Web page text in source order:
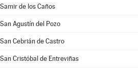
Samir de los Caños
San Agustín del Pozo
San Cebrián de Castro
San Cristóbal de Entreviñas